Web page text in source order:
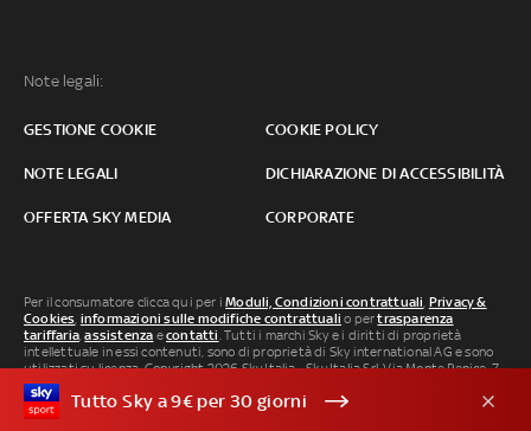
Note legali:
GESTIONE COOKIE COOKIE POLICY
NOTE LEGALI DICHIARAZIONE DI ACCESSIBILITÀ
OFFERTA SKY MEDIA CORPORATE
Per il consumatore clicca qui per iModuli, Condizioni contrattuali, Privacy &
Cookies, informazioni sulle modifiche contrattuali o pertrasparenza
tariffaria,assistenza econtatti. Tutti i marchi Sky e i diritti di proprietà
intellettuale in essi contenuti, sono di proprietà di Sky international AG e sono
utilizzati su licenza. Copyright 2026 Sky Italia - Sky Italia Srl Via Monte Penice, 7 -
20138 Milano P.IVA 04619241005. SkyTG24: ISSN 3035-1537 e SkySport: ISSN
3035-1545.Segnalazione Abusi
Tutto Sky a 9€ per 30 giorni